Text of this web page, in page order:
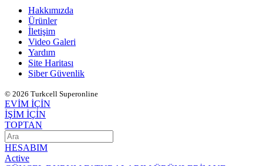
Hakkımızda
Ürünler
İletişim
Video Galeri
Yardım
Site Haritası
Siber Güvenlik
© 2026 Turkcell Superonline
EVİM İÇİN
İŞİM İÇİN
TOPTAN
HESABIM
Active